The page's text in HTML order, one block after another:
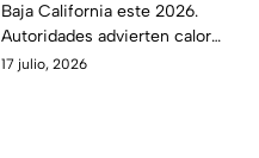
grados durante la
canícula 2026
Baja California este 2026.
Autoridades advierten calor
extremo en Mexicali y habilitan
17 julio, 2026